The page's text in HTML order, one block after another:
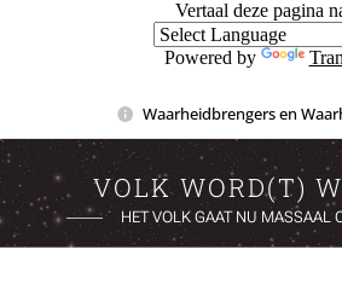
Vertaal deze pagina
Powered by
Waarheidbrengers en
VOLK WORD(T)
HET VOLK GAAT NU MASSAAL